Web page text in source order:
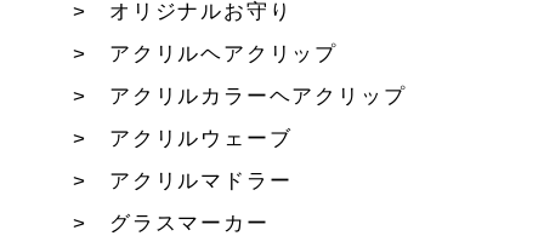
オリジナルお守り
アクリルヘアクリップ
アクリルカラーヘアクリップ
アクリルウェーブ
アクリルマドラー
グラスマーカー